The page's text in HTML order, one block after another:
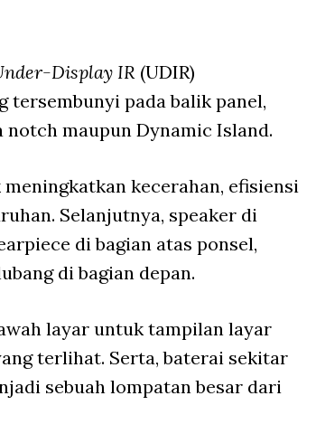
Display IR (UDIR)
tersembunyi pada balik panel,
maupun Dynamic Island.
kecerahan, efisiensi
Selanjutnya, speaker di
di bagian atas ponsel,
di bagian depan.
layar untuk tampilan layar
terlihat. Serta, baterai sekitar
sebuah lompatan besar dari